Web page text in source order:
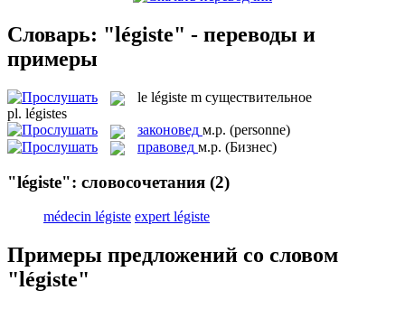
Словарь: "légiste" - переводы и
примеры
le légiste m существительное
pl. légistes
законовед м.р. (personne)
правовед м.р. (Бизнес)
"légiste": словосочетания (2)
médecin légiste expert légiste
Примеры предложений со словом
"légiste"